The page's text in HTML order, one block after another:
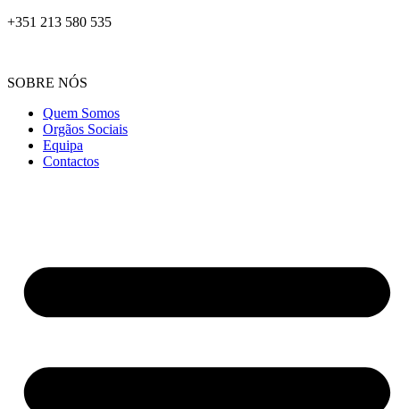
+351 213 580 535
SOBRE NÓS
Quem Somos
Orgãos Sociais
Equipa
Contactos